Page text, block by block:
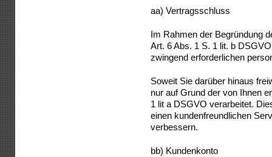
aa) Vertragsschluss
Im Rahmen der Begründung
Art. 6 Abs. 1 S. 1 lit. b
zwingend erforderlichen
Soweit Sie darüber hinaus
nur auf Grund der von Ihnen
1 lit a DSGVO verarbeitet.
einen kundenfreundlichen
verbessern.
bb) Kundenkonto